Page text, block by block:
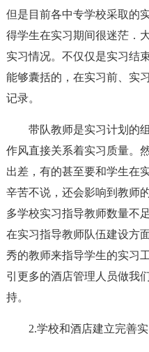
但是目前各中专学校采取的
得学生在实习期间很迷茫．
实习情况。不仅仅是实习结
能够囊括的，在实习前、实
记录。
带队教师是实习计划的
作风直接关系着实习质量。
出差，有的甚至要和学生在
辛苦不说，还会影响到教师
多学校实习指导教师数量不
在实习指导教师队伍建设方
秀的教师来指导学生的实习
引更多的酒店管理人员做我
持。
2.学校和酒店建立完善